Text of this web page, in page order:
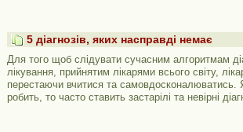
5 діагнозів, яких насправді немає
Для того щоб слідувати сучасним алгоритмам
лікування, прийнятим лікарями всього світу,
перестаючи вчитися та самовдосконалюватись.
робить, то часто ставить застарілі та невірні